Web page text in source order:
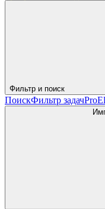
Фильтр и поиск
ПоискФильтр задачPro